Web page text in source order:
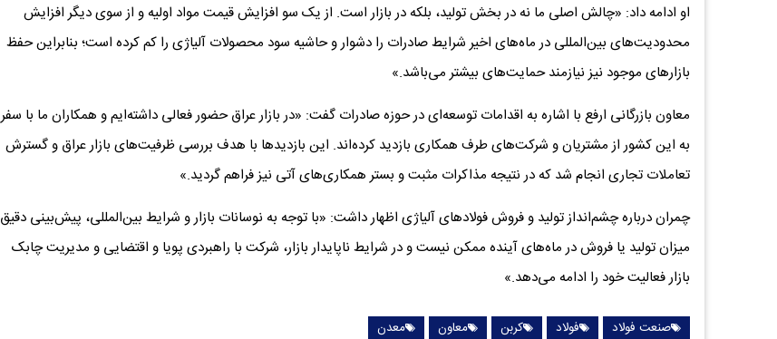
او ادامه داد: «چالش اصلی ما نه در بخش تولید، بلکه در بازار است. از یک سو افزایش قیمت مواد اولیه و از سوی دیگر افزایش
محدودیت‌های بین‌المللی در ماه‌های اخیر شرایط صادرات را دشوار و حاشیه سود محصولات آلیاژی را کم کرده است؛ بنابراین حفظ
بازارهای موجود نیز نیازمند حمایت‌های بیشتر می‌باشد.»
معاون بازرگانی ارفع با اشاره به اقدامات توسعه‌ای در حوزه صادرات گفت: «در بازار عراق حضور فعالی داشته‌ایم و همکاران ما با سفر
به این کشور از مشتریان و شرکت‌های طرف همکاری بازدید کرده‌اند. این بازدیدها با هدف بررسی ظرفیت‌های بازار عراق و گسترش
تعاملات تجاری انجام شد که در نتیجه مذاکرات مثبت و بستر همکاری‌های آتی نیز فراهم گردید.»
چمران درباره چشم‌انداز تولید و فروش فولادهای آلیاژی اظهار داشت: «با توجه به نوسانات بازار و شرایط بین‌المللی، پیش‌بینی دقیق
میزان تولید یا فروش در ماه‌های آینده ممکن نیست و در شرایط ناپایدار بازار، شرکت با راهبردی پویا و اقتضایی و مدیریت چابک
بازار فعالیت خود را ادامه می‌دهد.»
صنعت فولاد فولاد کربن معاون معدن